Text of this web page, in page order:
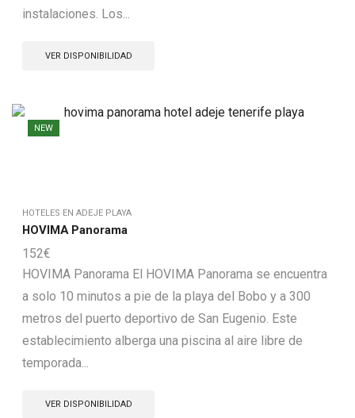
instalaciones. Los...
VER DISPONIBILIDAD
NEW
HOTELES EN ADEJE PLAYA
HOVIMA Panorama
152€
HOVIMA Panorama El HOVIMA Panorama se encuentra
a solo 10 minutos a pie de la playa del Bobo y a 300
metros del puerto deportivo de San Eugenio. Este
establecimiento alberga una piscina al aire libre de
temporada...
VER DISPONIBILIDAD